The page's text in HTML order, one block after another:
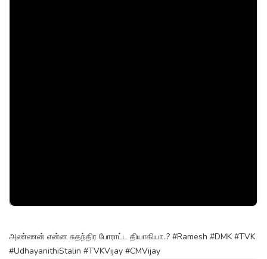
அண்ணன் என்ன சுதந்திர போராட்ட தியாகியா..? #Ramesh #DMK #TVK
#UdhayanithiStalin #TVKVijay‌ #CMVijay‌